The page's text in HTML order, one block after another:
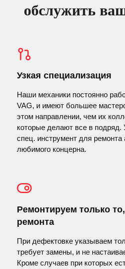
обслужить
Узкая специализация
Наши механики постоянно
VAG, и имеют большее
этом направлении, чем их
которые делают все в подряд.
спец. инструмент для
любимого концерна.
Ремонтируем только
ремонта
При дефектовке указываем
требует замены, и не
Кроме случаев при которых